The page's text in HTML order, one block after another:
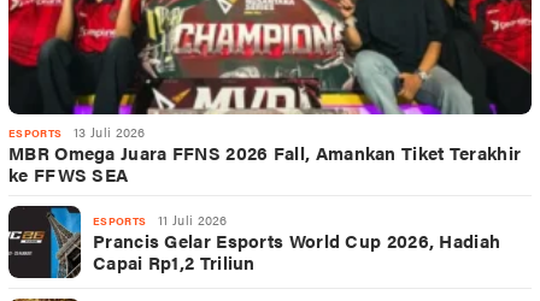
ESPORTS 13 Juli 2026
MBR Omega Juara FFNS 2026 Fall, Amankan Tiket Terakhir
ke FFWS SEA
ESPORTS 11 Juli 2026
Prancis Gelar Esports World Cup 2026, Hadiah
Capai Rp1,2 Triliun